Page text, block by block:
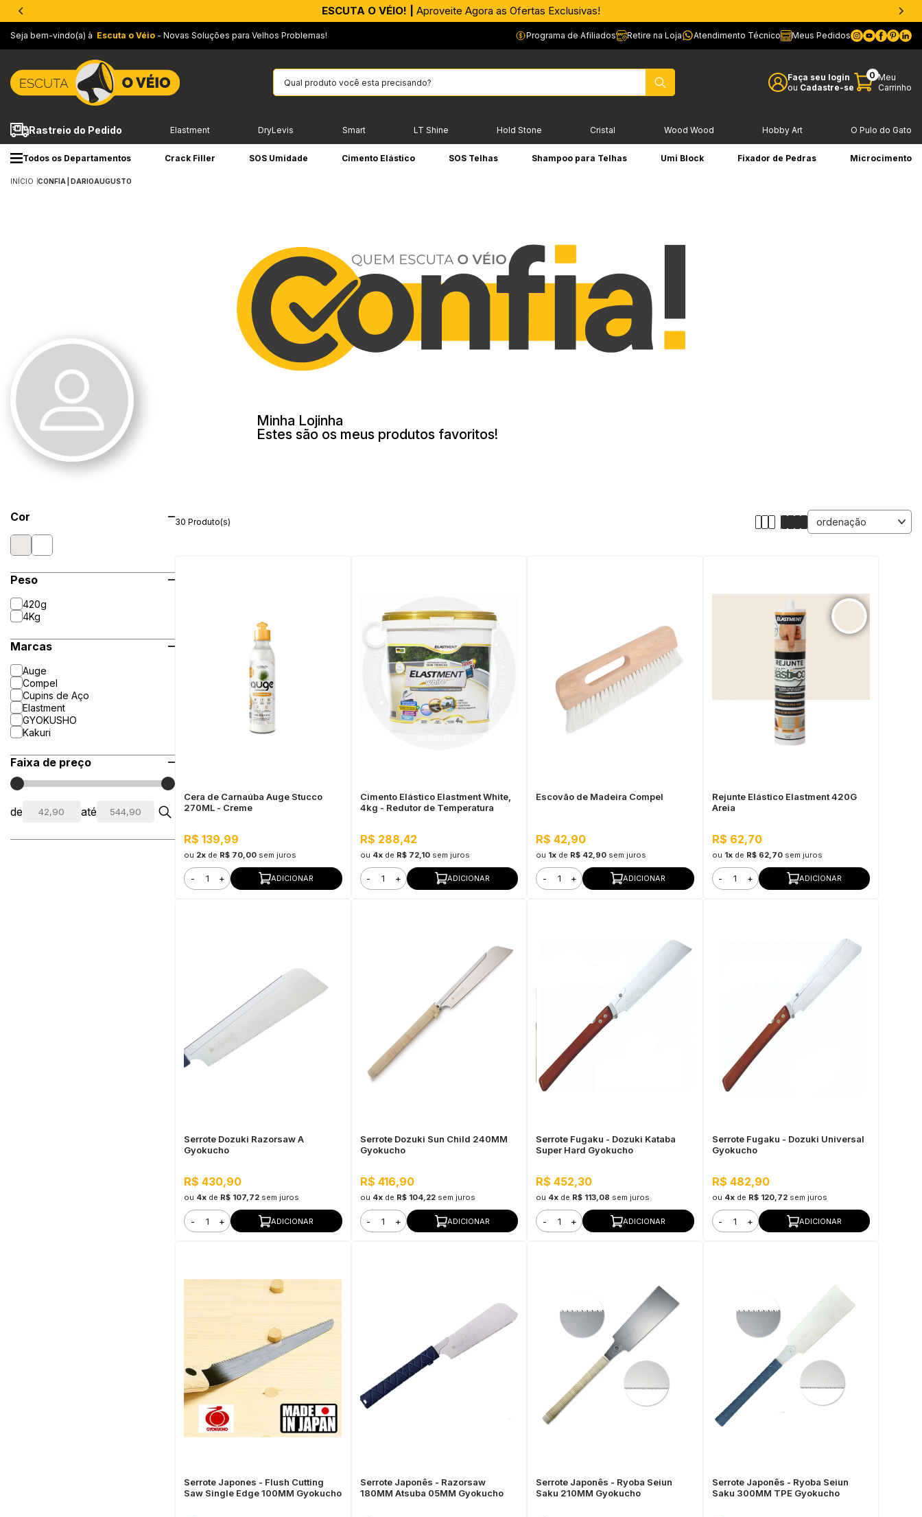
APROVEITE AGORA |PIX parcelado em até 4x sem Juros!*
ESCUTA O VÉIO! | Aproveite Agora as Ofertas Exclusivas!
Seja bem-vindo(a) à Escuta o Véio - Novas Soluções para Velhos Problemas! Programa de Afiliados Retire na Loja Atendimento Técnico Meus Pedidos
Faça seu login
ou Cadastre-se
0 Meu
Carrinho
Rastreio do Pedido Elastment DryLevis Smart LT Shine Hold Stone Cristal Wood Wood Hobby Art O Pulo do Gato
Todos os Departamentos Crack Filler SOS Umidade Cimento Elástico SOS Telhas Shampoo para Telhas Umi Block Fixador de Pedras Microcimento
INÍCIO CONFIA | DARIOAUGUSTO
Minha Lojinha
Estes são os meus produtos favoritos!
Cor
Peso
420g
4Kg
Marcas
Auge
Compel
Cupins de Aço
Elastment
GYOKUSHO
Kakuri
Faixa de preço
de até
30 Produto(s)
Cera de Carnaúba Auge Stucco
270ML - Creme
R$ 139,99
ou 2x de R$ 70,00 sem juros
- + ADICIONAR
Cimento Elástico Elastment White,
4kg - Redutor de Temperatura
R$ 288,42
ou 4xde R$ 72,10 sem juros
- + ADICIONAR
Escovão de Madeira Compel
R$ 42,90
ou 1x de R$ 42,90 sem juros
- + ADICIONAR
Rejunte Elástico Elastment 420G
Areia
R$ 62,70
ou 1xde R$ 62,70 sem juros
- + ADICIONAR
Serrote Dozuki Razorsaw A
Gyokucho
R$ 430,90
ou 4x de R$ 107,72 sem juros
- + ADICIONAR
Serrote Dozuki Sun Child 240MM
Gyokucho
R$ 416,90
ou 4xde R$ 104,22 sem juros
- + ADICIONAR
Serrote Fugaku - Dozuki Kataba
Super Hard Gyokucho
R$ 452,30
ou 4x de R$ 113,08 sem juros
- + ADICIONAR
Serrote Fugaku - Dozuki Universal
Gyokucho
R$ 482,90
ou 4xde R$ 120,72 sem juros
- + ADICIONAR
Serrote Japones - Flush Cutting
Saw Single Edge 100MM Gyokucho
Serrote Japonês - Razorsaw
180MM Atsuba 05MM Gyokucho
Serrote Japonês - Ryoba Seiun
Saku 210MM Gyokucho
Serrote Japonês - Ryoba Seiun
Saku 300MM TPE Gyokucho